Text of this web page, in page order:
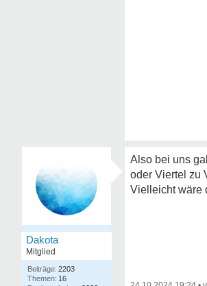
Dakota
Mitglied
2203
16
Also bei uns
oder Viertel zu
Vielleicht wäre